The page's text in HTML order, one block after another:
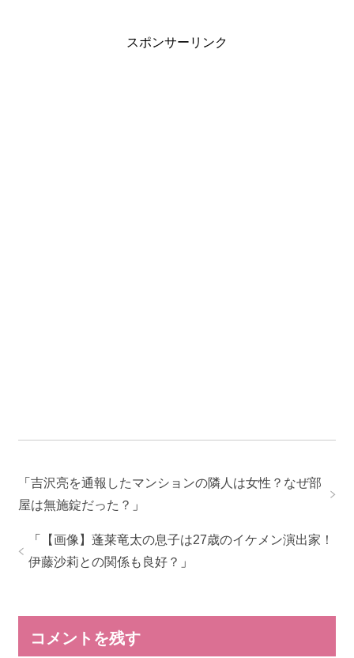
スポンサーリンク
「 吉沢亮を通報したマンションの隣人は女性？なぜ部
屋は無施錠だった？ 」
「
【画像】蓬莱竜太の息子は27歳のイケメン演出家！
伊藤沙莉との関係も良好？ 」
コメントを残す